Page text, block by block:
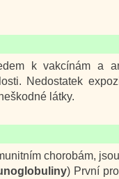
k vakcínám a
Nedostatek
látky.
chorobám, jsou
) První